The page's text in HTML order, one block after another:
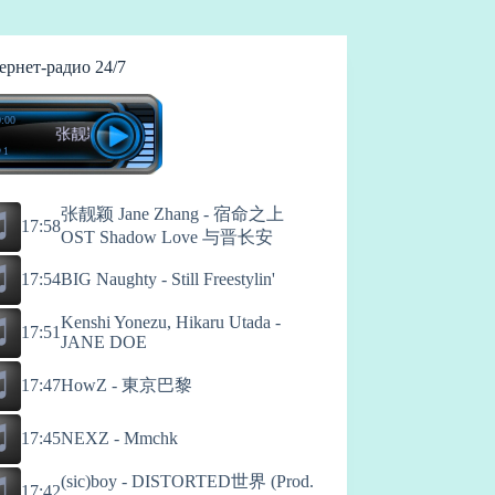
радио 24/7
张靓颖 Jane Zhang - 宿命之上 OST Shadow Love 与晋长安
1
17:58
张靓颖 Jane Zhang - 宿命之上
OST Shadow Love 与晋长安
17:54BIG Naughty - Still Freestylin'
17:51
Kenshi Yonezu, Hikaru Utada -
JANE DOE
17:47HowZ - 東京巴黎
17:45NEXZ - Mmchk
(sic)boy - DISTORTED世界 (Prod.